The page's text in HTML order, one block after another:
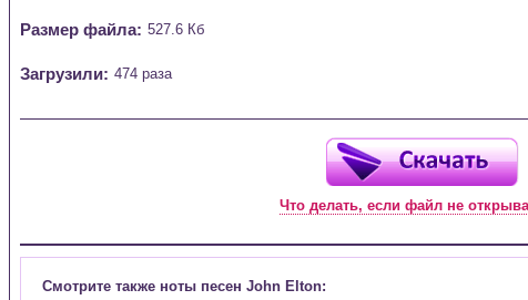
Размер файла: 527.6 Кб
Загрузили: 474 раза
Что делать, если файл не
Смотрите также ноты песен John Elton: